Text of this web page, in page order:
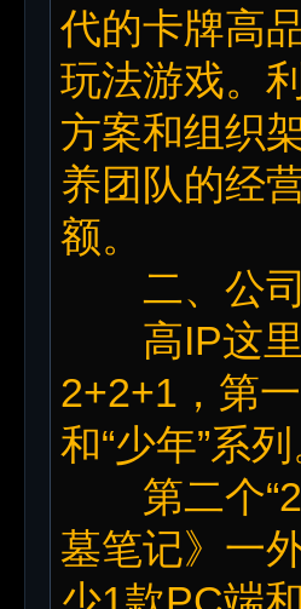
代的卡牌高
玩法游戏。
方案和组织
养团队的经
额。
二、公司
高IP这里
2+2+1，第
和“少年”系
第二个“2”
墓笔记》一